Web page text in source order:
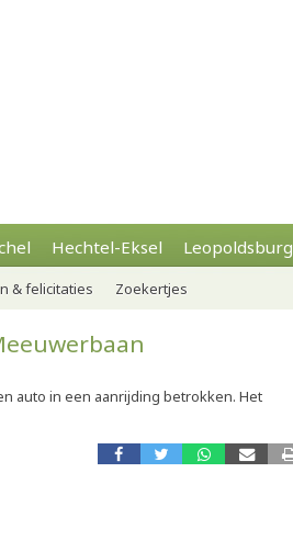
Hechtel-Eksel Leopoldsburg
& felicitaties Zoekertjes
auto in een aanrijding betrokken. Het